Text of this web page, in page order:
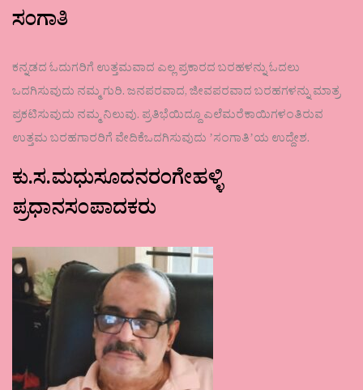
ಸಂಗಾತಿ
ಕನ್ನಡದ ಓದುಗರಿಗೆ ಉತ್ತಮವಾದ ಎಲ್ಲ ಪ್ರಕಾರದ ಬರಹಳನ್ನು ಓದಲು
ಒದಗಿಸುವುದು ನಮ್ಮ ಗುರಿ. ಜನಪರವಾದ, ಜೀವಪರವಾದ ಬರಹಗಳನ್ನು ಮಾತ್ರ
ಪ್ರಕಟಿಸುವುದು ನಮ್ಮ ನಿಲುವು. ಪ್ರತಿಭೆಯಿದ್ದೂ ಎಲೆಮರೆಕಾಯಿಗಳಂತಿರುವ
ಉತ್ತಮ ಬರಹಗಾರರಿಗೆ ವೇದಿಕೆಒದಗಿಸುವುದು ʼಸಂಗಾತಿʼಯ ಉದ್ದೇಶ.
ಕು.ಸ.ಮಧುಸೂದನರಂಗೇಹಳ್ಳಿ
ಪ್ರಧಾನಸಂಪಾದಕರು